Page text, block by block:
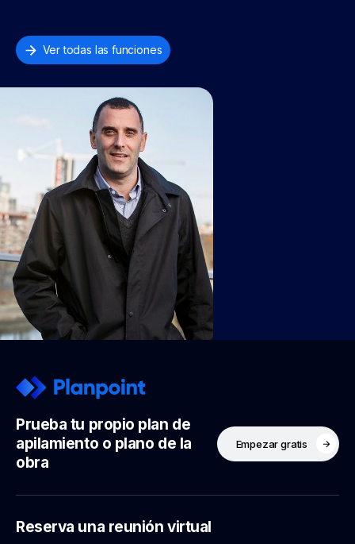
Ver todas las funciones
Prueba tu propio plan de
apilamiento o plano de la
obra
Empezar gratis
Reserva una reunión virtual